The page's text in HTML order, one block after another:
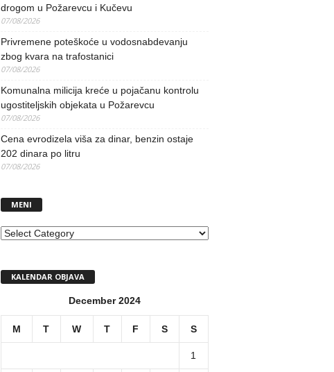
drogom u Požarevcu i Kučevu
07/08/2026
Privremene poteškoće u vodosnabdevanju
zbog kvara na trafostanici
07/08/2026
Komunalna milicija kreće u pojačanu kontrolu
ugostiteljskih objekata u Požarevcu
07/08/2026
Cena evrodizela viša za dinar, benzin ostaje
202 dinara po litru
07/08/2026
MENI
MENI
KALENDAR OBJAVA
December 2024
M T W T F S S
1